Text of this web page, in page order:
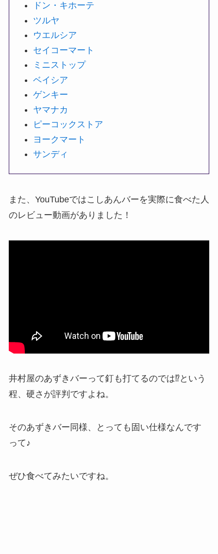
ドン・キホーテ
ツルヤ
ウエルシア
セイコーマート
ミニストップ
ベイシア
ゲンキー
ヤマナカ
ピーコックストア
ヨークマート
サンディ
また、YouTubeではこしあんバーを実際に食べた人
のレビュー動画がありました！
井村屋のあずきバーって釘も打てるのでは⁉という
程、硬さが評判ですよね。
そのあずきバー同様、とっても固い仕様なんです
って♪
ぜひ食べてみたいですね。